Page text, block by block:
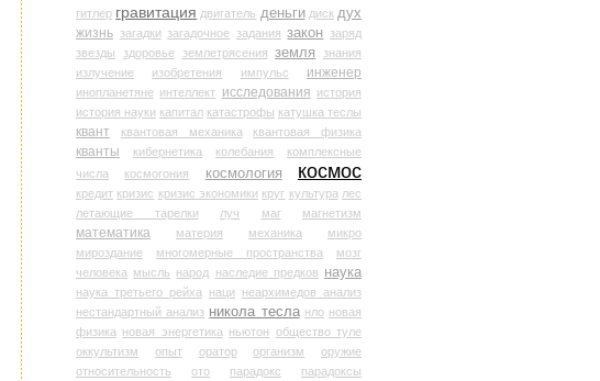
гитлер гравитация двигатель деньги диск дух
жизнь загадки загадочное задания закон заряд
звезды
здоровье землетрясения земля
знания
излучение
изобретения импульс инженер
инопланетяне интеллект исследования история
история науки капитал катастрофы катушка теслы
квант квантовая механика квантовая физика
кванты кибернетика колебания
комплексные
числа
космогония космология космос
кредит кризис кризис экономики круг культура лес
летающие тарелки
луч маг магнетизм
математика материя механика
микро
мироздание
многомерные пространства
мозг
человека мысль народ наследие предков наука
наука третьего рейха наци
неархимедов анализ
нестандартный анализ никола тесла нло новая
физика новая энергетика ньютон общество туле
оккультизм
опыт оратор организм
оружие
относительность
ото парадокс
парадоксы